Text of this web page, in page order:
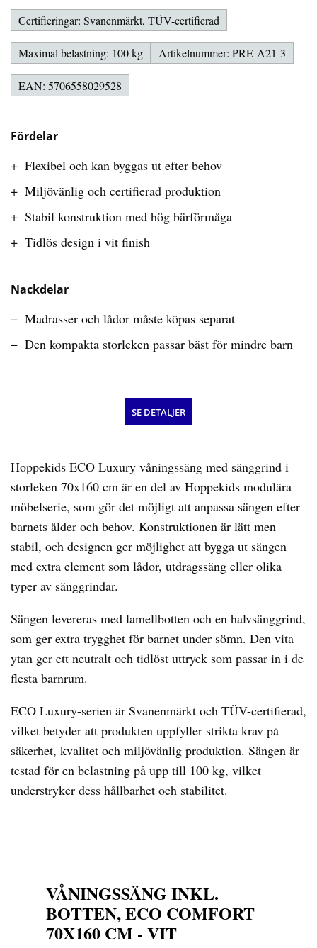
Hoppekids ECO Luxury våningssäng med sänggrind i
storleken 70x160 cm är en del av Hoppekids modulära
möbelserie, som gör det möjligt att anpassa sängen efter
barnets ålder och behov. Konstruktionen är lätt men
stabil, och designen ger möjlighet att bygga ut sängen
med extra element som lådor, utdragssäng eller olika
typer av sänggrindar.
Sängen levereras med lamellbotten och en halvsänggrind,
som ger extra trygghet för barnet under sömn. Den vita
ytan ger ett neutralt och tidlöst uttryck som passar in i de
flesta barnrum.
ECO Luxury-serien är Svanenmärkt och TÜV-certifierad,
vilket betyder att produkten uppfyller strikta krav på
säkerhet, kvalitet och miljövänlig produktion. Sängen är
testad för en belastning på upp till 100 kg, vilket
understryker dess hållbarhet och stabilitet.
Fördelar
Flexibel och kan byggas ut efter behov
Miljövänlig och certifierad produktion
Stabil konstruktion med hög bärförmåga
Tidlös design i vit finish
Nackdelar
Madrasser och lådor måste köpas separat
Den kompakta storleken passar bäst för mindre barn
Certifieringar: Svanenmärkt, TÜV-certifierad
Maximal belastning: 100 kg Artikelnummer: PRE-A21-3
EAN: 5706558029528
SE DETALJER
VÅNINGSSÄNG INKL.
BOTTEN, ECO COMFORT
70X160 CM - VIT